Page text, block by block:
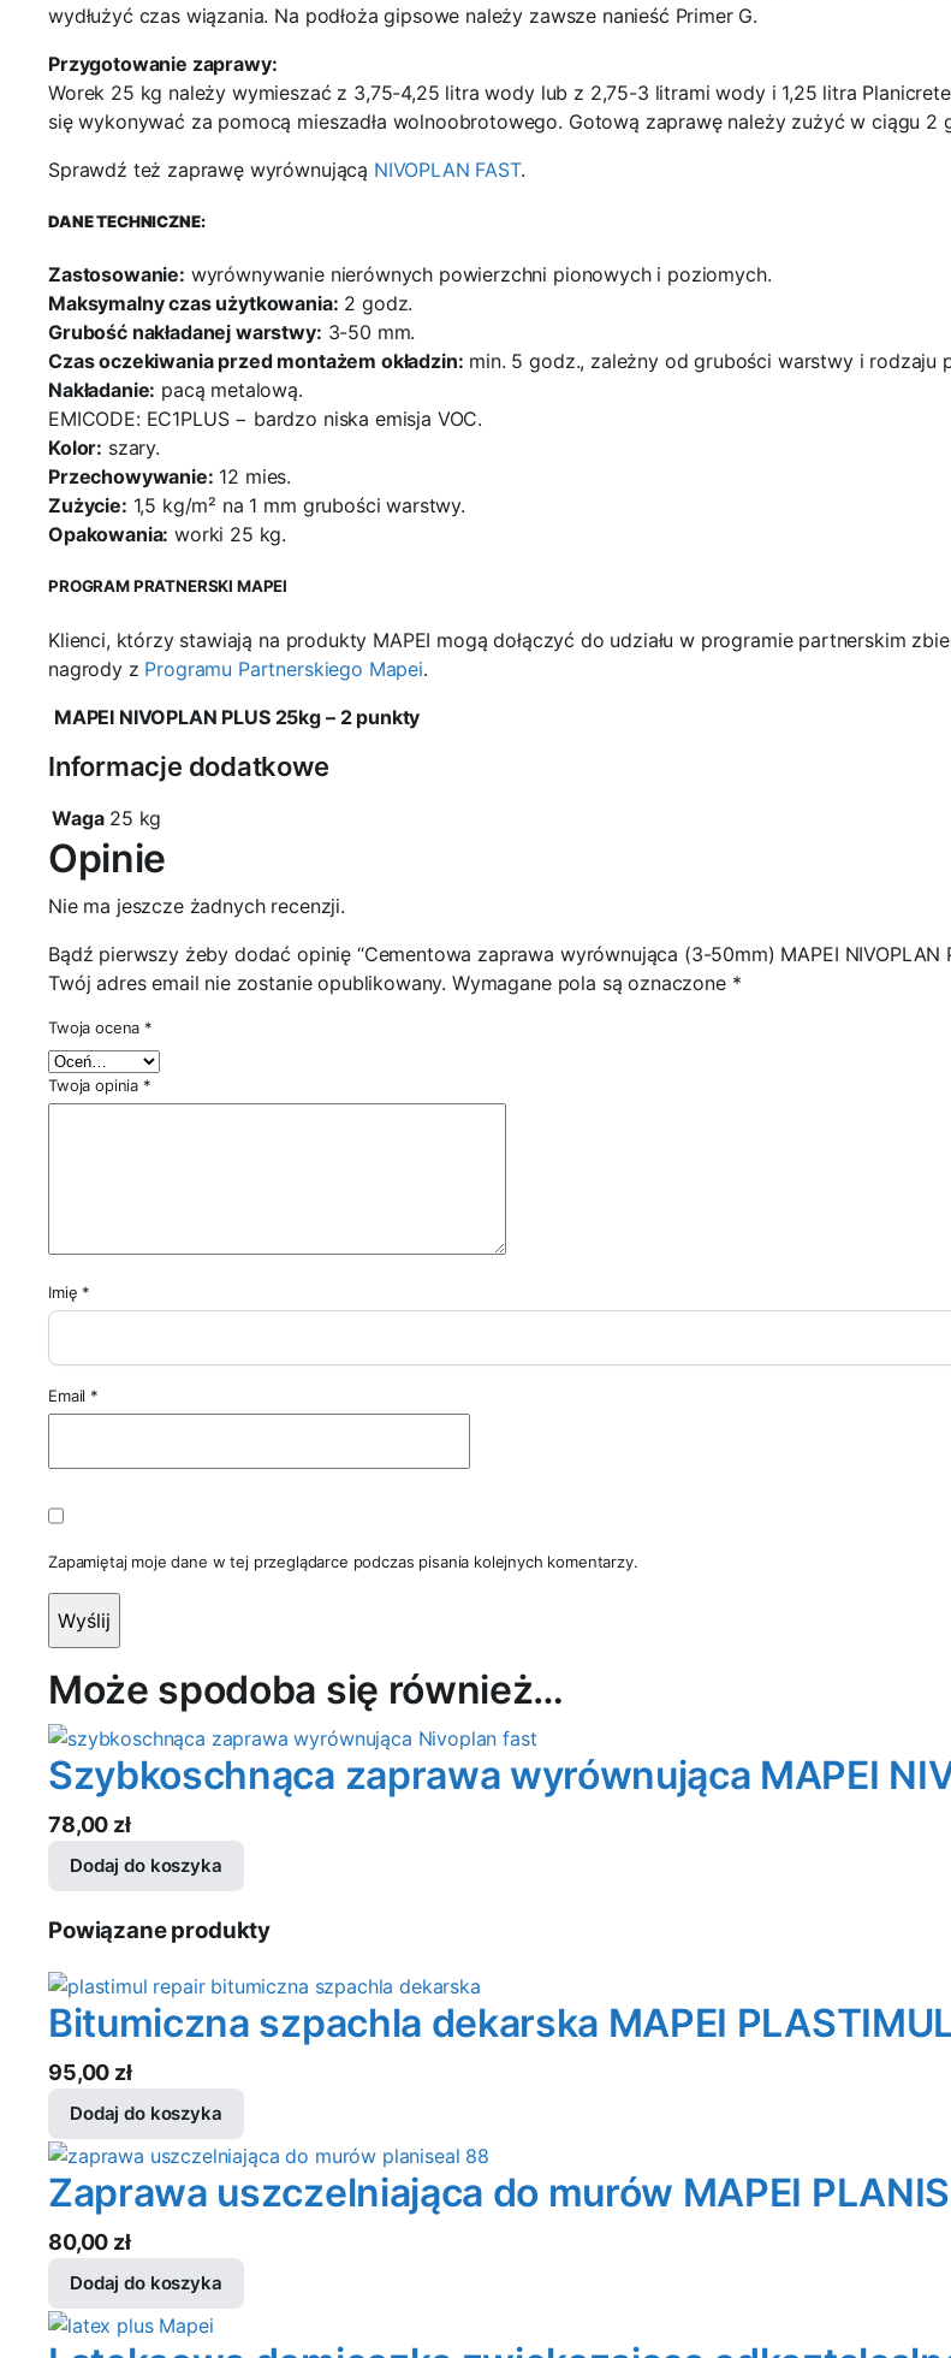
wydłużyć czas wiązania. Na podłoża gipsowe należy zawsze nanieść Primer G.
Przygotowanie zaprawy:
Worek 25 kg należy wymieszać z 3,75-4,25 litra wody lub z 2,75-3 litrami wody i 1,25 litra
się wykonywać za pomocą mieszadła wolnoobrotowego. Gotową zaprawę należy zużyć w ciągu 2
Sprawdź też zaprawę wyrównującą NIVOPLAN FAST.
DANE TECHNICZNE:
Zastosowanie: wyrównywanie nierównych powierzchni pionowych i poziomych.
Maksymalny czas użytkowania: 2 godz.
Grubość nakładanej warstwy: 3-50 mm.
Czas oczekiwania przed montażem okładzin: min. 5 godz., zależny od grubości warstwy i rodzaju
Nakładanie: pacą metalową.
EMICODE: EC1PLUS − bardzo niska emisja VOC.
Kolor: szary.
Przechowywanie: 12 mies.
Zużycie: 1,5 kg/m² na 1 mm grubości warstwy.
Opakowania: worki 25 kg.
PROGRAM PRATNERSKI MAPEI
Klienci, którzy stawiają na produkty MAPEI mogą dołączyć do udziału w programie partnerskim
nagrody z Programu Partnerskiego Mapei.
MAPEI NIVOPLAN PLUS 25kg – 2 punkty
Informacje dodatkowe
Waga 25 kg
Opinie
Nie ma jeszcze żadnych recenzji.
Bądź pierwszy żeby dodać opinię “Cementowa zaprawa wyrównująca (3-50mm) MAPEI NIVOPLAN
Twój adres email nie zostanie opublikowany. Wymagane pola są oznaczone *
Twoja ocena *
Twoja opinia *
Imię *
Email *
Zapamiętaj moje dane w tej przeglądarce podczas pisania kolejnych komentarzy.
Może spodoba się również…
Szybkoschnąca zaprawa wyrównująca MAPEI
78,00 zł
Dodaj do koszyka
Powiązane produkty
Bitumiczna szpachla dekarska MAPEI
95,00 zł
Dodaj do koszyka
Zaprawa uszczelniająca do murów MAPEI
80,00 zł
Dodaj do koszyka